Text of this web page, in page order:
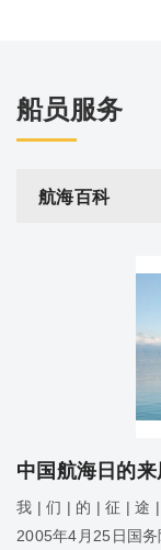
船员服务
航海百科
中国航海日的
我 | 们 | 的 | 征 | 途
2005年4月25日国